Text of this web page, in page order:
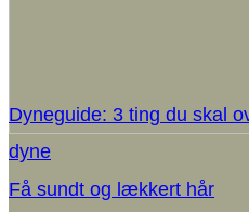
Dyneguide: 3 ting du skal
dyne
Få sundt og lækkert hår